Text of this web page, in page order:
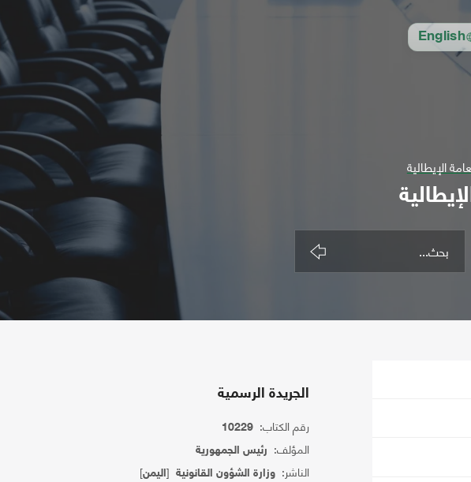
English
الإيطالية
الجريدة الرسمية
رقم الكتاب: 10229
المؤلف: رئيس الجمهورية
الناشر: وزارة الشؤون القانونية[اليمن]